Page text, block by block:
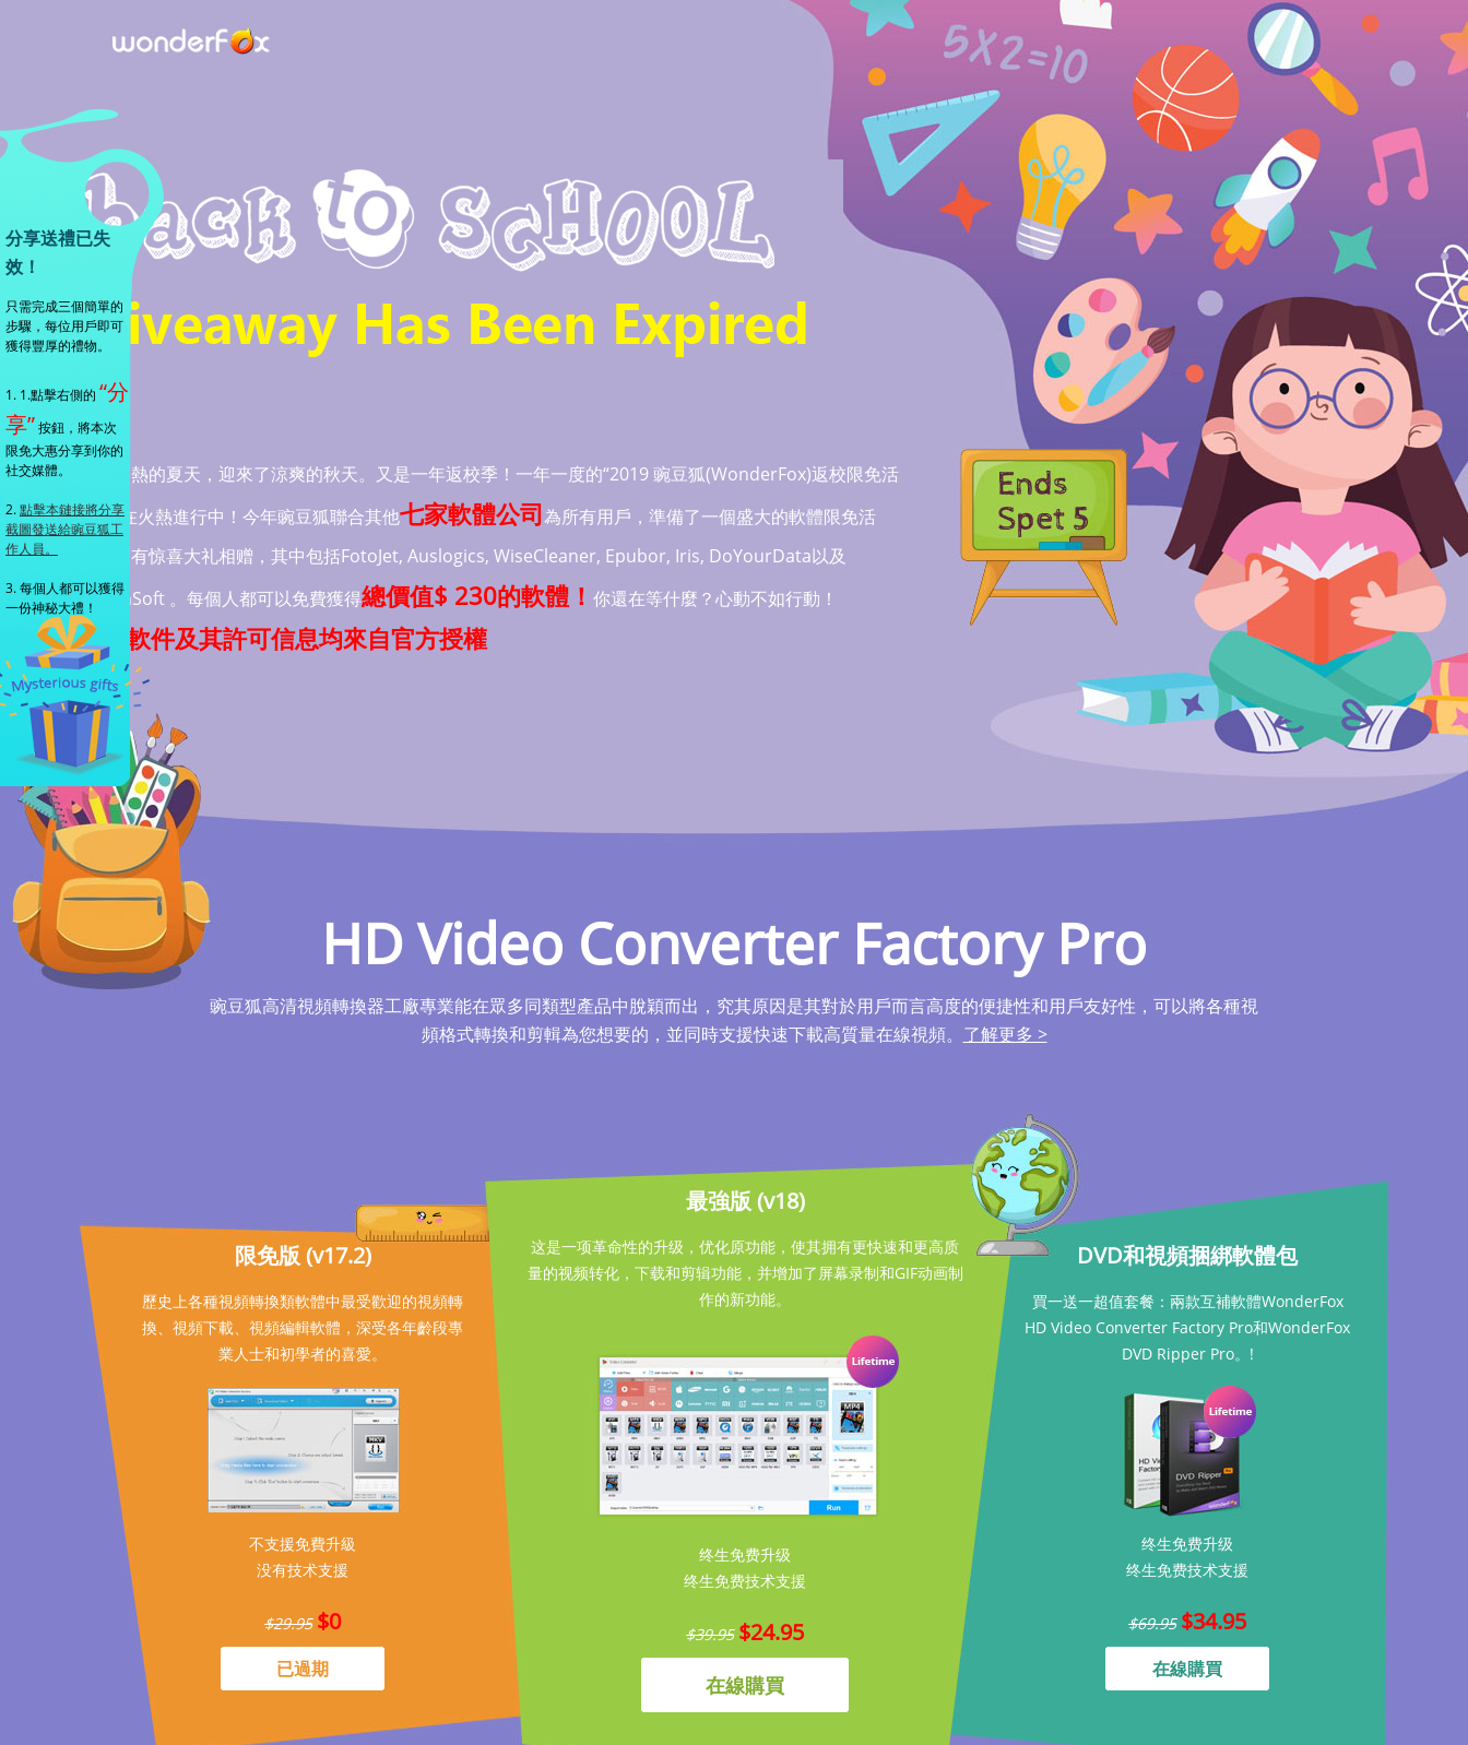
告別炎熱的夏天，迎來了涼爽的秋天。又是一年返校季！一年一度的“2019 豌豆狐(WonderFox)返校限免活
動”正在火熱進行中！今年豌豆狐聯合其他七家軟體公司為所有用戶，準備了一個盛大的軟體限免活
動，更有惊喜大礼相赠，其中包括FotoJet, Auslogics, WiseCleaner, Epubor, Iris, DoYourData以及
PCWinSoft 。每個人都可以免費獲得總價值$ 230的軟體！ 你還在等什麼？心動不如行動！
所有軟件及其許可信息均來自官方授權
HD Video Converter Factory Pro
豌豆狐高清視頻轉換器工廠專業能在眾多同類型產品中脫穎而出，究其原因是其對於用戶而言高度的便捷性和用戶友好性，可以將各種視
頻格式轉換和剪輯為您想要的，並同時支援快速下載高質量在線視頻。 了解更多 >
限免版 (v17.2)
歷史上各種視頻轉換類軟體中最受歡迎的視頻轉
換、視頻下載、視頻編輯軟體，深受各年齡段專
業人士和初學者的喜愛。
不支援免費升級
没有技术支援
$29.95 $0
已過期
最強版 (v18)
这是一项革命性的升级，优化原功能，使其拥有更快速和更高质
量的视频转化，下载和剪辑功能，并增加了屏幕录制和GIF动画制
作的新功能。
终生免费升级
终生免费技术支援
$39.95 $24.95
在線購買
DVD和視頻捆綁軟體包
買一送一超值套餐：兩款互補軟體WonderFox
HD Video Converter Factory Pro和WonderFox
DVD Ripper Pro。!
终生免费升级
终生免费技术支援
$69.95 $34.95
在線購買
分享送禮已失
效！
只需完成三個簡單的
步驟，每位用戶即可
獲得豐厚的禮物。
1. 1.點擊右側的 “分
享”按鈕，將本次
限免大惠分享到你的
社交媒體。
2.點擊本鏈接將分享
截圖發送給豌豆狐工
作人員。
3. 每個人都可以獲得
一份神秘大禮！